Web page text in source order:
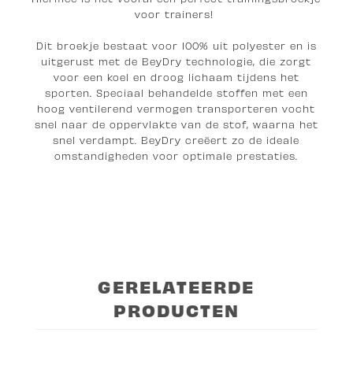
voor trainers!
Dit broekje bestaat voor 100% uit polyester en is
uitgerust met de BeyDry technologie, die zorgt
voor een koel en droog lichaam tijdens het
sporten. Speciaal behandelde stoffen met een
hoog ventilerend vermogen transporteren vocht
snel naar de oppervlakte van de stof, waarna het
snel verdampt. BeyDry creëert zo de ideale
omstandigheden voor optimale prestaties.
GERELATEERDE
PRODUCTEN